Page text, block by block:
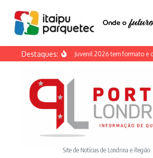
Ir para o conteúdo
Destaques:
Taça Paraná Adulto e Juvenil 2026 tem formato e
Site de Notícias de Londrina e Região